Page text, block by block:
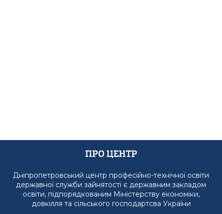
Про Центр
Дніпропетровський центр професійно-технічної освіти
державної служби зайнятості є державним закладом
освіти, підпорядкованим Міністерству економіки,
довкілля та сільського господартсва України